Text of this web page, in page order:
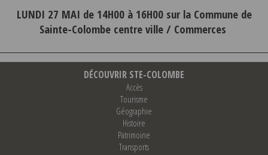
LUNDI 27 MAI de 14H00 à 16H00 sur la Commune de
Sainte-Colombe centre ville / Commerces
DÉCOUVRIR STE-COLOMBE
Accès
Tourisme
Géographie
Histoire
Patrimoine
Transports